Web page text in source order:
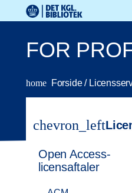
Gå til hovedindholdet
Change language to English
Det Kongelige Biblioteks
FOR
home Forside/
chevron_left
Open Access-
licensaftaler